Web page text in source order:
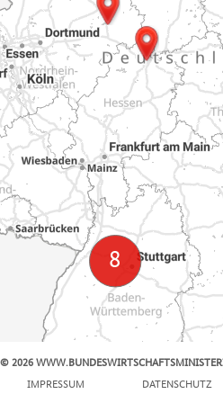
© 2026
IMPRESSUM
DATENSCHUTZ